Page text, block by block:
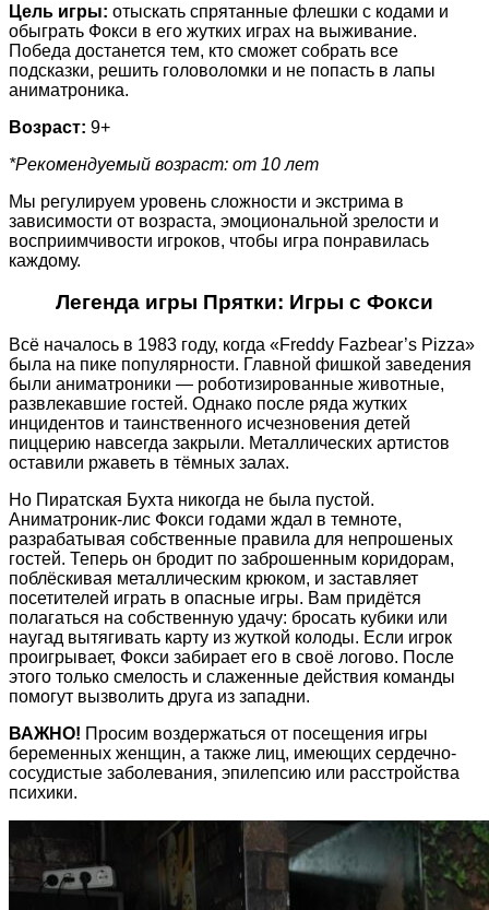
Цель игры: отыскать спрятанные флешки с кодами и
обыграть Фокси в его жутких играх на выживание.
Победа достанется тем, кто сможет собрать все
подсказки, решить головоломки и не попасть в лапы
аниматроника.
Возраст: 9+
*Рекомендуемый возраст: от 10 лет
Мы регулируем уровень сложности и экстрима в
зависимости от возраста, эмоциональной зрелости и
восприимчивости игроков, чтобы игра понравилась
каждому.
Легенда игры Прятки: Игры с Фокси
Всё началось в 1983 году, когда «Freddy Fazbear’s Pizza»
была на пике популярности. Главной фишкой заведения
были аниматроники — роботизированные животные,
развлекавшие гостей. Однако после ряда жутких
инцидентов и таинственного исчезновения детей
пиццерию навсегда закрыли. Металлических артистов
оставили ржаветь в тёмных залах.
Но Пиратская Бухта никогда не была пустой.
Аниматроник-лис Фокси годами ждал в темноте,
разрабатывая собственные правила для непрошеных
гостей. Теперь он бродит по заброшенным коридорам,
поблёскивая металлическим крюком, и заставляет
посетителей играть в опасные игры. Вам придётся
полагаться на собственную удачу: бросать кубики или
наугад вытягивать карту из жуткой колоды. Если игрок
проигрывает, Фокси забирает его в своё логово. После
этого только смелость и слаженные действия команды
помогут вызволить друга из западни.
ВАЖНО! Просим воздержаться от посещения игры
беременных женщин, а также лиц, имеющих сердечно-
сосудистые заболевания, эпилепсию или расстройства
психики.